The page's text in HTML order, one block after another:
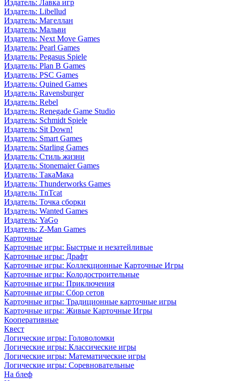
Издатель: Лавка игр
Издатель: Libellud
Издатель: Магеллан
Издатель: Мальви
Издатель: Next Move Games
Издатель: Pearl Games
Издатель: Pegasus Spiele
Издатель: Plan B Games
Издатель: PSC Games
Издатель: Quined Games
Издатель: Ravensburger
Издатель: Rebel
Издатель: Renegade Game Studio
Издатель: Schmidt Spiele
Издатель: Sit Down!
Издатель: Smart Games
Издатель: Starling Games
Издатель: Стиль жизни
Издатель: Stonemaier Games
Издатель: ТакаМака
Издатель: Thunderworks Games
Издатель: TnTcat
Издатель: Точка сборки
Издатель: Wanted Games
Издатель: YaGo
Издатель: Z-Man Games
Карточные
Карточные игры: Быстрые и незатейливые
Карточные игры: Драфт
Карточные игры: Коллекционные Карточные Игры
Карточные игры: Колодостроительные
Карточные игры: Приключения
Карточные игры: Сбор сетов
Карточные игры: Традиционные карточные игры
Карточные игры: Живые Карточные Игры
Кооперативные
Квест
Логические игры: Головоломки
Логические игры: Классические игры
Логические игры: Математические игры
Логические игры: Соревновательные
На блеф